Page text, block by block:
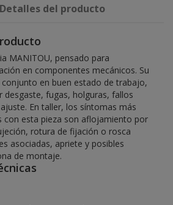
Detalles del producto
MANITOU, pensado para
en componentes mecánicos. Su
en buen estado de trabajo,
desgaste, fugas, holguras, fallos
En taller, los síntomas más
con esta pieza son aflojamiento por
rotura de fijación o rosca
asociadas, apriete y posibles
de montaje.